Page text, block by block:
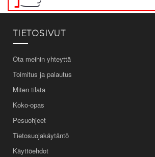
TIETOSIVUT
Ota meihin yhteyttä
Toimitus ja palautus
Miten tilata
Koko-opas
Pesuohjeet
Tietosuojakäytäntö
Käyttöehdot